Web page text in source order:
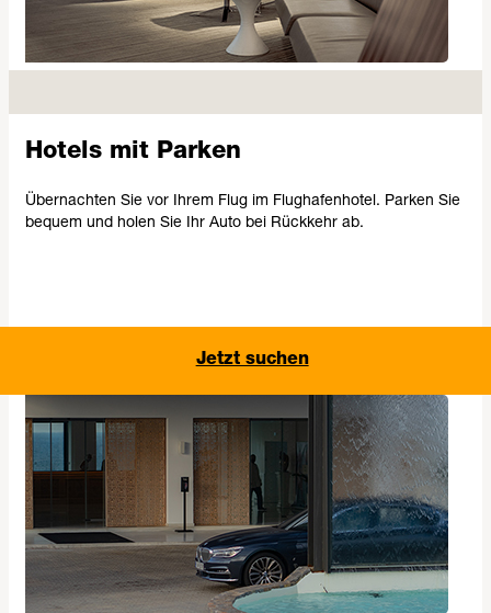
Hotels mit Parken
Übernachten Sie vor Ihrem Flug im Flughafenhotel. Parken Sie
bequem und holen Sie Ihr Auto bei Rückkehr ab.
Jetzt suchen